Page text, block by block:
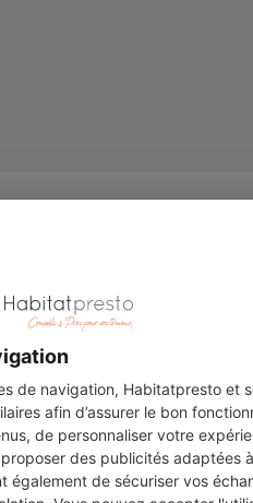
de navigation, Habitatpresto et
afin d’assurer le bon
de personnaliser votre
des publicités adaptées
également de sécuriser vos
Légal
Charte